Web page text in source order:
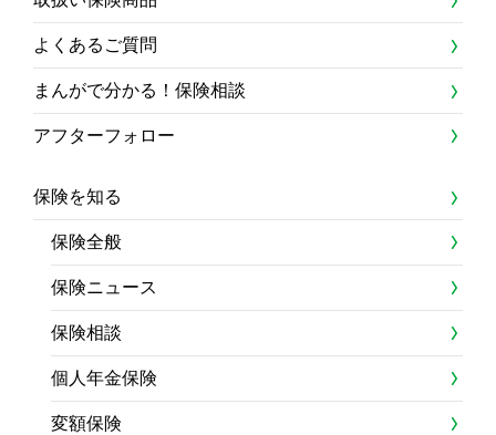
よくあるご質問
まんがで分かる！保険相談
アフターフォロー
保険を知る
保険全般
保険ニュース
保険相談
個人年金保険
変額保険